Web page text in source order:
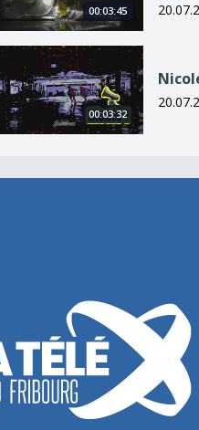
00:03:45
de SnowStorm
00:03:32